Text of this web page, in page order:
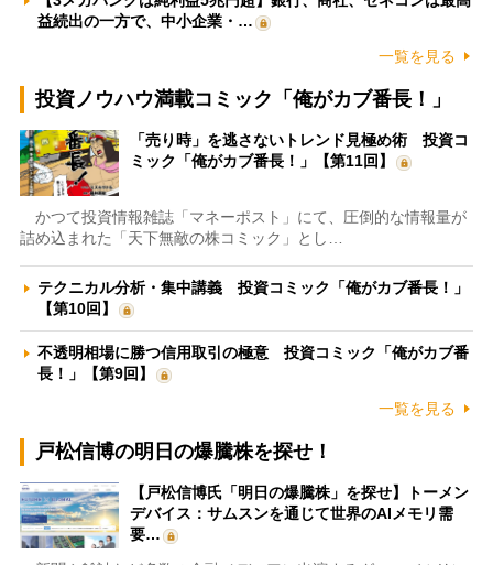
益続出の一方で、中小企業・…
一覧を見る
投資ノウハウ満載コミック「俺がカブ番長！」
「売り時」を逃さないトレンド見極め術 投資コ
ミック「俺がカブ番長！」【第11回】
かつて投資情報雑誌「マネーポスト」にて、圧倒的な情報量が
詰め込まれた「天下無敵の株コミック」とし…
テクニカル分析・集中講義 投資コミック「俺がカブ番長！」
【第10回】
不透明相場に勝つ信用取引の極意 投資コミック「俺がカブ番
長！」【第9回】
一覧を見る
戸松信博の明日の爆騰株を探せ！
【戸松信博氏「明日の爆騰株」を探せ】トーメン
デバイス：サムスンを通じて世界のAIメモリ需
要…